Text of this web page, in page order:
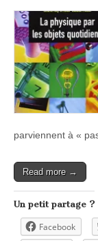
parviennent à «
Read more →
Un petit partage ?
Facebook